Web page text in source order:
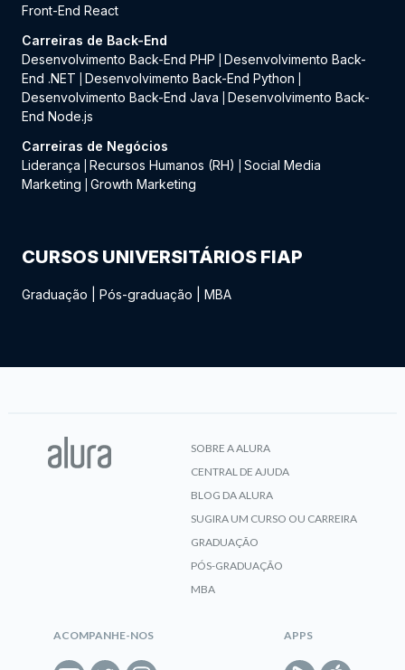
Front-End React
Carreiras de Back-End
Desenvolvimento Back-End PHP
Desenvolvimento Back-
End .NET
Desenvolvimento Back-End Python
Desenvolvimento Back-End Java
Desenvolvimento Back-
End Node.js
Carreiras de Negócios
Liderança
Recursos Humanos (RH)
Social Media
Marketing
Growth Marketing
CURSOS UNIVERSITÁRIOS FIAP
Graduação Pós-graduação MBA
SOBRE A ALURA
CENTRAL DE AJUDA
BLOG DA ALURA
SUGIRA UM CURSO OU CARREIRA
GRADUAÇÃO
PÓS-GRADUAÇÃO
MBA
ACOMPANHE-NOS APPS